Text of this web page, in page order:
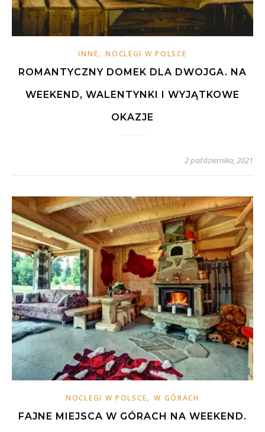
INNE,NOCLEGI W POLSCE
ROMANTYCZNY DOMEK DLA DWOJGA. NA
WEEKEND, WALENTYNKI I WYJĄTKOWE
OKAZJE
2 października, 2021
NOCLEGI W POLSCE,W GÓRACH
FAJNE MIEJSCA W GÓRACH NA WEEKEND.